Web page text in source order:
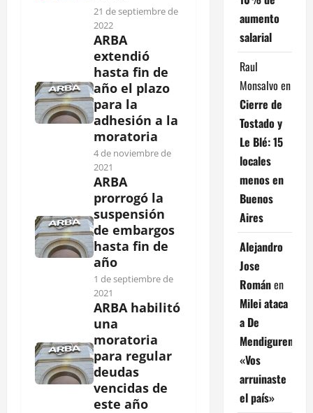
21 de septiembre de
2022
ARBA
extendió
hasta fin de
año el plazo
para la
adhesión a la
moratoria
4 de noviembre de
2021
ARBA
prorrogó la
suspensión
de embargos
hasta fin de
año
1 de septiembre de
2021
ARBA habilitó
una
moratoria
para regular
deudas
vencidas de
este año
aumento
salarial
Raul
Monsalvo en
Cierre de
Tostado y
Le Blé: 15
locales
menos en
Buenos
Aires
Alejandro
Jose
Románen
Milei ataca
a De
Mendiguren:
«Vos
arruinaste
el país»